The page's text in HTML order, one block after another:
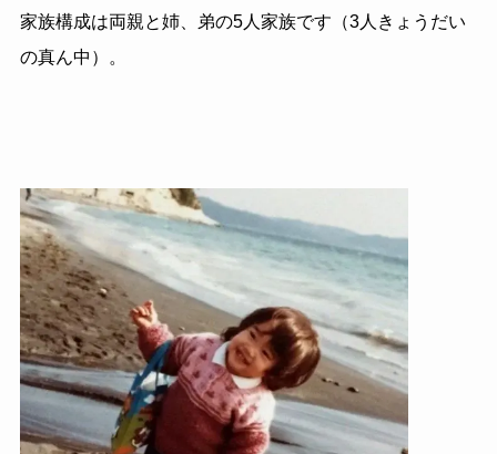
家族構成は両親と姉、弟の5人家族です（3人きょうだい
の真ん中）。